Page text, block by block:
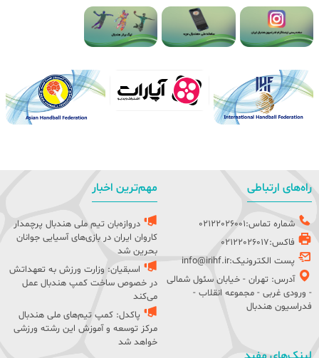
راه‌های ارتباطی
شماره تماس:02122026001
فاکس:02122026017
پست الکترونیک:info@irihf.ir
آدرس: تهران - خیابان سئول شمالی
- ورودی غربی - مجموعه انقلاب -
فدراسیون هندبال
مهم‌ترین اخبار
دروازه‌بان تیم ملی هندبال پرچمدار
کاروان ایران در بازی‌های آسیایی جوانان
بحرین شد
اسبقیان: وزارت ورزش به تعهداتش
در خصوص ساخت کمپ هندبال عمل
می‌کند
پاکدل: کمپ تیم‌های ملی هندبال
مرکز توسعه و آموزش این رشته ورزشی
خواهد شد